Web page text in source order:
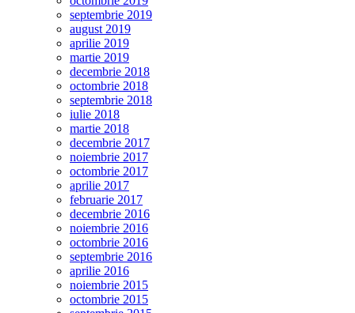
septembrie 2019
august 2019
aprilie 2019
martie 2019
decembrie 2018
octombrie 2018
septembrie 2018
iulie 2018
martie 2018
decembrie 2017
noiembrie 2017
octombrie 2017
aprilie 2017
februarie 2017
decembrie 2016
noiembrie 2016
octombrie 2016
septembrie 2016
aprilie 2016
noiembrie 2015
octombrie 2015